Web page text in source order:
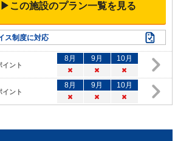
▶この施設のプラン一覧を見る
ス制度に対応
イント
8月 9月 10月
×
× ×
イント
8月 9月 10月
×
× ×